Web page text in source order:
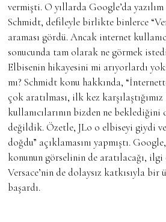
vermişti. O yıllarda Google’da
Schmidt, defileyle birlikte binlerce
araması gördü. Ancak internet
sonucunda tam olarak ne görmek
Elbisenin hikayesini mi arıyorlardı
mı? Schmidt konu hakkında,
çok aratılması, ilk kez
kullanıcılarının bizden ne
değildik. Özetle, JLo o elbiseyi giydi
doğdu” açıklamasını yapmıştı.
konunun görselinin de aratılacağı,
Versace’nin de dolaysız katkısıyla bir
başardı.